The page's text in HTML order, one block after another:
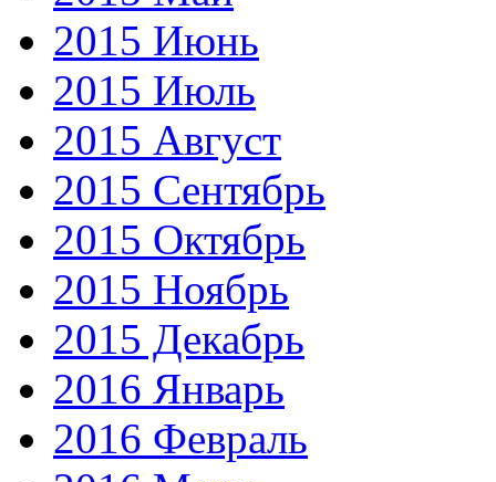
2015 Июнь
2015 Июль
2015 Август
2015 Сентябрь
2015 Октябрь
2015 Ноябрь
2015 Декабрь
2016 Январь
2016 Февраль